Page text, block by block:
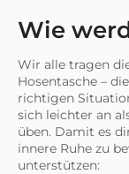
Wie
Wir alle tragen
Hosentasche –
richtigen
sich leichter an
üben. Damit es
innere Ruhe zu
unterstützen: